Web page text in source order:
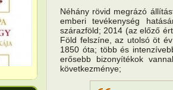
Néhány rövid megrázó
emberi tevékenység
szárazföld; 2014 (az előző
Föld felszíne, az utolsó öt
1850 óta; több és
erősebb bizonyítékok
következménye;